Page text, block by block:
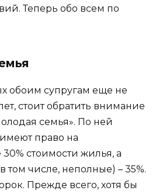
Теперь обо всем по
обоим супругам еще не
стоит обратить внимание
семья». По ней
право на
стоимости жилья, а
том числе, неполные) – 35%.
Прежде всего, хотя бы